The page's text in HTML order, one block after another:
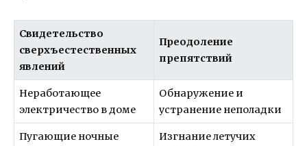
Свидетельство
сверхъестественных
явлений
Преодоление
препятствий
Неработающее
электричество в доме
Обнаружение и
устранение неполадки
Пугающие ночные
Изгнание летучих